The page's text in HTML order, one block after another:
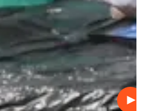
播放